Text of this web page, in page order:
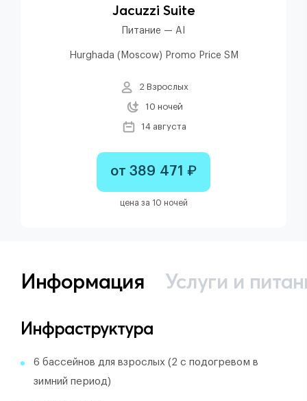
Jacuzzi Suite
Питание — AI
Hurghada (Moscow) Promo Price SM
2 Взрослых
10 ночей
14 августа
от 389 471 ₽
цена за 10 ночей
Информация Услуги и
Инфраструктура
6 бассейнов для взрослых (2 с подогревом в
зимний период)